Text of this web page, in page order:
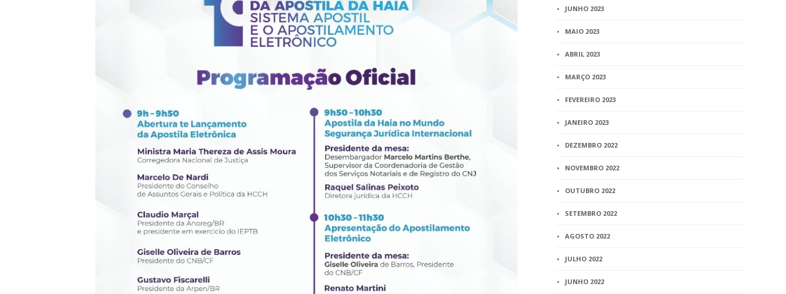
JUNHO 2023
MAIO 2023
ABRIL 2023
MARÇO 2023
FEVEREIRO 2023
JANEIRO 2023
DEZEMBRO 2022
NOVEMBRO 2022
OUTUBRO 2022
SETEMBRO 2022
AGOSTO 2022
JULHO 2022
JUNHO 2022